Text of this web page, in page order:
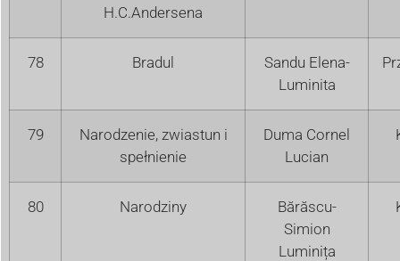
H.C.Andersena
78 Bradul
Sandu Elena-
Luminita
79
Narodzenie, zwiastun i
spełnienie
Duma Cornel
Lucian
80 Narodziny
Bărăscu-
Simion
Luminița